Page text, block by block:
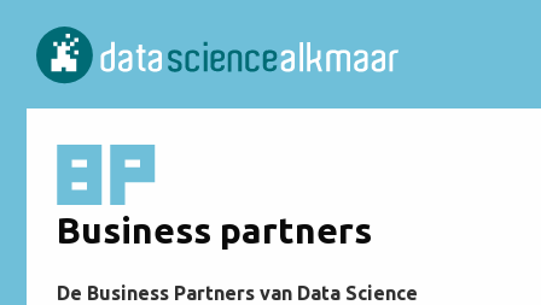
Business partners
De Business Partners van Data Science